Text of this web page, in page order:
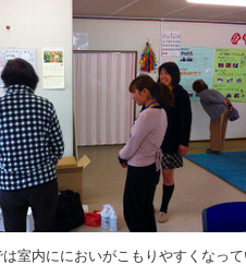
室内ににおいがこもりやすくなっ